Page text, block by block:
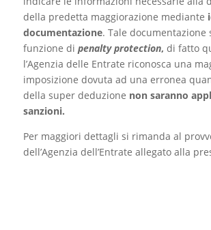
della predetta maggiorazione mediante
documentazione. Tale documentazione
funzione di penalty protection, di fatto
l’Agenzia delle Entrate riconosca una
imposizione dovuta ad una erronea
della super deduzione non saranno
sanzioni.
Per maggiori dettagli si rimanda al
dell’Agenzia dell’Entrate allegato alla